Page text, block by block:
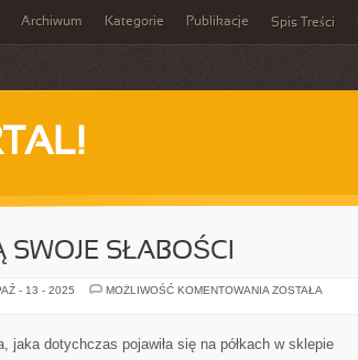
Archiwum Kategorie Publikacje Spis Treści
SŁABOŚCI
- 13 - 2025 MOŻLIWOŚĆ KOMENTOWANIA DAMY
SŁABOŚCI
ZOSTAŁA
jaka dotychczas pojawiła się na półkach w sklepie